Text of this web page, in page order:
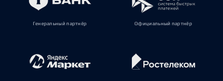
Генеральный партнёр Официальный партнёр